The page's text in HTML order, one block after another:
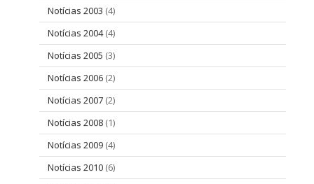
Notícias 2003 (4)
Notícias 2004(4)
Notícias 2005 (3)
Notícias 2006 (2)
Notícias 2007 (2)
Notícias 2008 (1)
Notícias 2009 (4)
Notícias 2010 (6)